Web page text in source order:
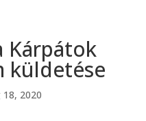
Kárpátok
küldetése
18, 2020